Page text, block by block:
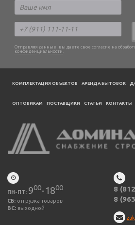
Отправляя данные, вы даете свое согласие на
конфиденциальности .
КОМПЛЕКТАЦИЯ ОБЪЕКТОВ АРЕНДА БЫТОВОК
ОПТОВИКАМ ПОСТАВЩИКИ CТАТЬИ КОНТАКТЫ
ПН-ПТ: 900-1800
СБ: отгрузка товаров
ВС: выходной
8
8